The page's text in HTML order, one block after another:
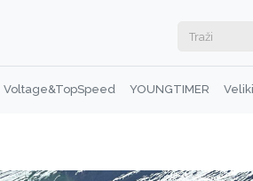
Voltage&TopSpeed YOUNGTIMER